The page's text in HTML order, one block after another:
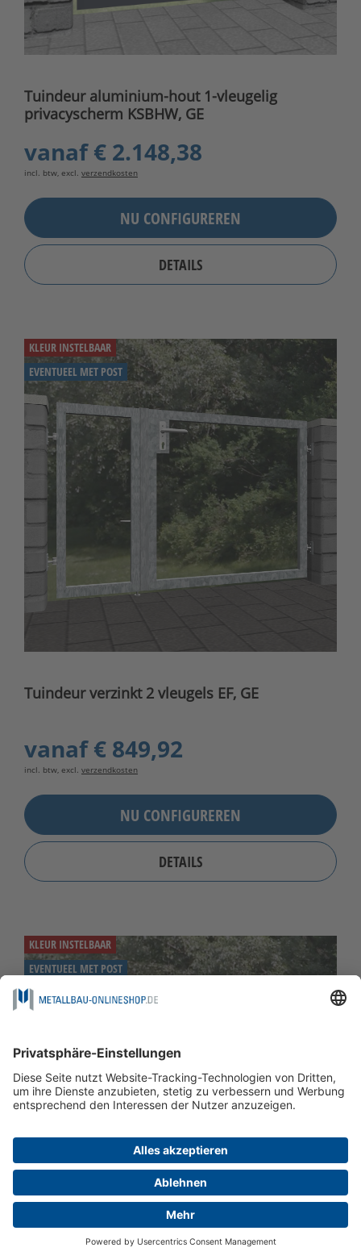
Tuindeur aluminium-hout 1-vleugelig
privacyscherm KSBHW, GE
vanaf€ 2.148,38
incl. btw, excl. verzendkosten
NU CONFIGUREREN
DETAILS
KLEUR INSTELBAAR
EVENTUEEL MET POST
Tuindeur verzinkt 2 vleugels EF, GE
vanaf€ 849,92
incl. btw, excl. verzendkosten
NU CONFIGUREREN
DETAILS
KLEUR INSTELBAAR
EVENTUEEL MET POST